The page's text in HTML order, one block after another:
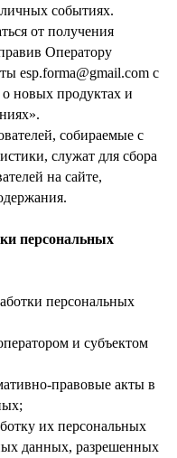
событиях.
от получения
Оператору
esp.forma@gmail.com с
новых продуктах и
собираемые с
служат для сбора
на сайте,
персональных
персональных
и субъектом
правовые акты в
их персональных
данных, разрешенных